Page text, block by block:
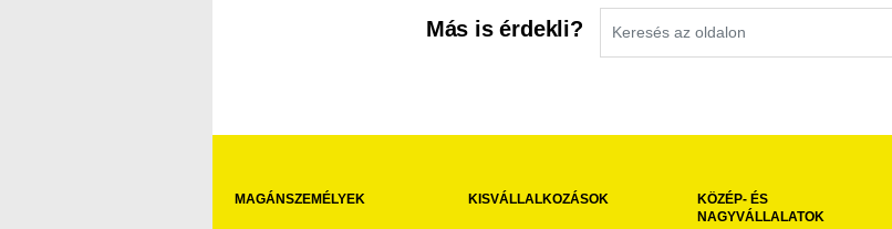
Más is érdekli?
MAGÁNSZEMÉLYEK KISVÁLLALKOZÁSOK
KÖZÉP- ÉS
NAGYVÁLLALATOK